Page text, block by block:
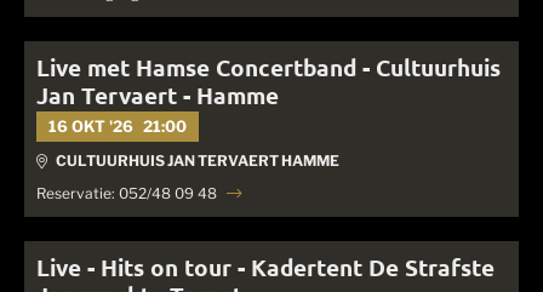
Live met Hamse Concertband - Cultuurhuis
Jan Tervaert - Hamme
16 OKT '26 21:00
CULTUURHUIS JAN TERVAERT HAMME
Reservatie: 052/48 09 48
Live - Hits on tour - Kadertent De Strafste